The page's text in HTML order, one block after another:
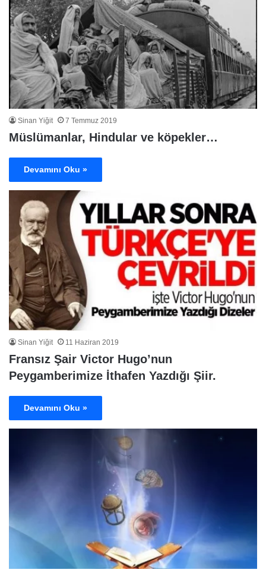
Sinan Yiğit 7 Temmuz 2019
Müslümanlar, Hindular ve köpekler…
Devamını Oku »
Sinan Yiğit 11 Haziran 2019
Fransız Şair Victor Hugo’nun
Peygamberimize İthafen Yazdığı Şiir.
Devamını Oku »